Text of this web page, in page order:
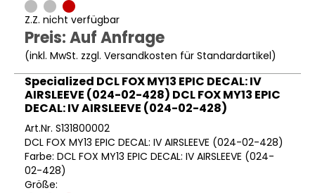
Z.Z. nicht verfügbar
Preis: Auf Anfrage
(inkl. MwSt. zzgl. Versandkosten für Standardartikel)
Specialized DCL FOX MY13 EPIC DECAL: IV
AIRSLEEVE (024-02-428) DCL FOX MY13 EPIC
DECAL: IV AIRSLEEVE (024-02-428)
Art.Nr. S131800002
DCL FOX MY13 EPIC DECAL: IV AIRSLEEVE (024-02-428)
Farbe: DCL FOX MY13 EPIC DECAL: IV AIRSLEEVE (024-
02-428)
Größe: